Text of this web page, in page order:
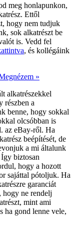
meg honlapunkon,
Ettől
hogy nem tudjuk
sok alkatrészt be
is. Vedd fel
, és kollégáink
»
alkatrészekkel
részben a
benne, hogy sokkal
olcsóbban is
az eBay-ről. Ha
beépítését, de
a mi általunk
biztosan
hogy a hozott
sajáttal pótoljuk. Ha
garanciát
ne rendelj
mint ami
ha gond lenne vele,